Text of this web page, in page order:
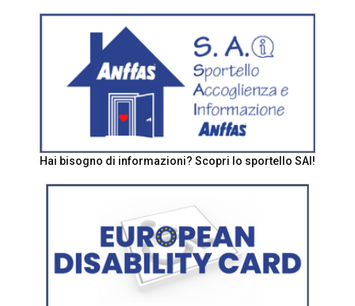
Hai bisogno di informazioni? Scopri lo sportello SAI!